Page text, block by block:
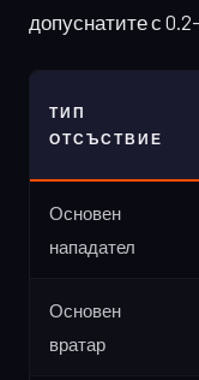
допуснатите с
ТИП
ОТСЪСТВИЕ
Основен
нападател
Основен
вратар